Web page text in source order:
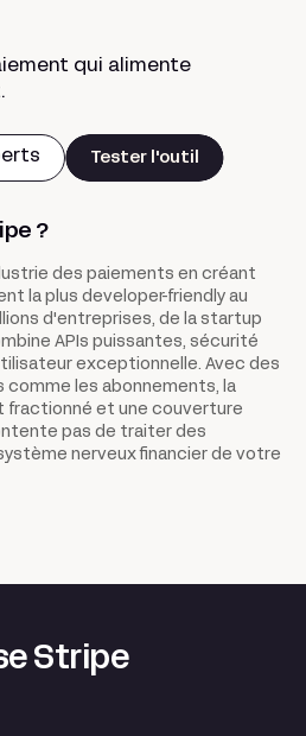
qui alimente
Tester l'outil
?
des paiements en créant
la plus developer-friendly au
d'entreprises, de la startup
APIs puissantes, sécurité
exceptionnelle. Avec des
les abonnements, la
fractionné et une couverture
pas de traiter des
nerveux financier de votre
Stripe